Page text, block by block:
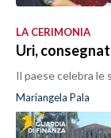
LA CERIMONIA
Uri,
Il paese celebra le
Mariangela Pala